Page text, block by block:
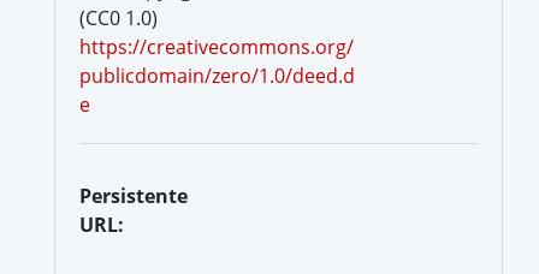
(CC0 1.0)
https://creativecommons.org/
publicdomain/zero/1.0/deed.d
e
Persistente
URL: